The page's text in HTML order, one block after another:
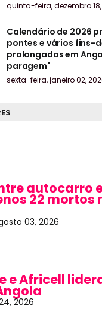
quinta-feira, dezembro
Calendário de 2026
pontes e vários fins-
prolongados em
paragem"
sexta-feira, janeiro 02,
autocarro
22 mortos
03, 2026
e Africell
2026